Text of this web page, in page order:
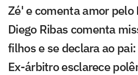
Zé' e comenta amor pelo
Diego Ribas comenta
filhos e se declara ao
Ex-árbitro esclarece